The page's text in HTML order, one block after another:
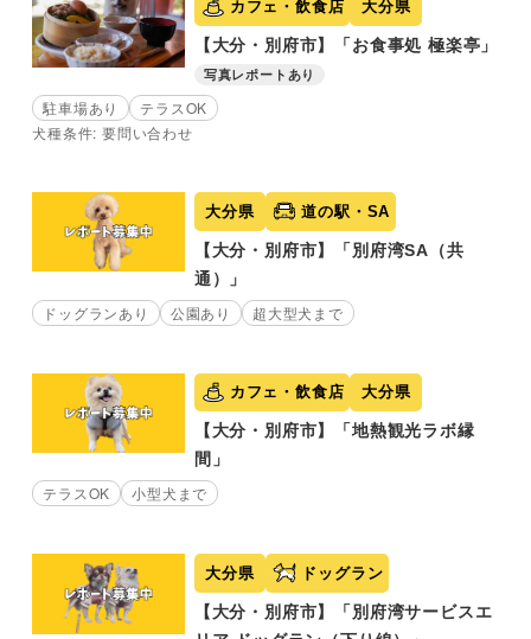
カフェ・飲食店 大分県
【大分・別府市】「お食事処 極楽亭」
写真レポートあり
駐車場あり
テラスOK
犬種条件: 要問い合わせ
大分県 道の駅・SA
【大分・別府市】「別府湾SA（共
通）」
ドッグランあり 公園あり 超大型犬まで
カフェ・飲食店 大分県
【大分・別府市】「地熱観光ラボ縁
間」
テラスOK 小型犬まで
大分県 ドッグラン
【大分・別府市】「別府湾サービスエ